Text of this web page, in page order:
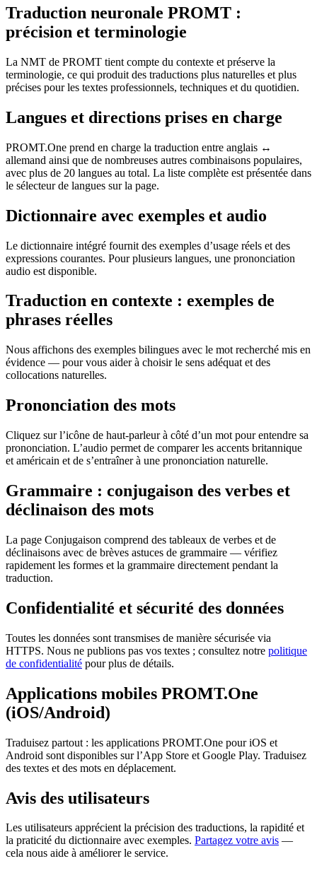
Traduction neuronale PROMT :
précision et terminologie
La NMT de PROMT tient compte du contexte et préserve la
terminologie, ce qui produit des traductions plus naturelles et plus
précises pour les textes professionnels, techniques et du quotidien.
Langues et directions prises en charge
PROMT.One prend en charge la traduction entre anglais ↔
allemand ainsi que de nombreuses autres combinaisons populaires,
avec plus de 20 langues au total. La liste complète est présentée dans
le sélecteur de langues sur la page.
Dictionnaire avec exemples et audio
Le dictionnaire intégré fournit des exemples d’usage réels et des
expressions courantes. Pour plusieurs langues, une prononciation
audio est disponible.
Traduction en contexte : exemples de
phrases réelles
Nous affichons des exemples bilingues avec le mot recherché mis en
évidence — pour vous aider à choisir le sens adéquat et des
collocations naturelles.
Prononciation des mots
Cliquez sur l’icône de haut-parleur à côté d’un mot pour entendre sa
prononciation. L’audio permet de comparer les accents britannique
et américain et de s’entraîner à une prononciation naturelle.
Grammaire : conjugaison des verbes et
déclinaison des mots
La page Conjugaison comprend des tableaux de verbes et de
déclinaisons avec de brèves astuces de grammaire — vérifiez
rapidement les formes et la grammaire directement pendant la
traduction.
Confidentialité et sécurité des données
Toutes les données sont transmises de manière sécurisée via
HTTPS. Nous ne publions pas vos textes ; consultez notre politique
de confidentialité pour plus de détails.
Applications mobiles PROMT.One
(iOS/Android)
Traduisez partout : les applications PROMT.One pour iOS et
Android sont disponibles sur l’App Store et Google Play. Traduisez
des textes et des mots en déplacement.
Avis des utilisateurs
Les utilisateurs apprécient la précision des traductions, la rapidité et
la praticité du dictionnaire avec exemples. Partagez votre avis —
cela nous aide à améliorer le service.